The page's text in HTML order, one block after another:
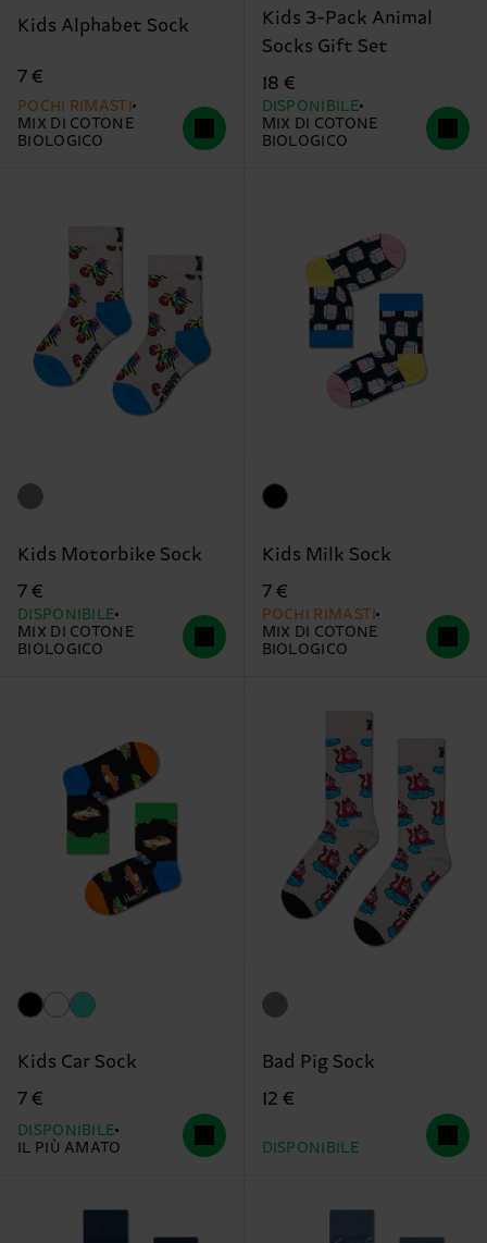
Kids Alphabet Sock
7 €
POCHI RIMASTI
MIX DI COTONE
BIOLOGICO
Kids 3-Pack Animal
Socks Gift Set
18 €
DISPONIBILE
MIX DI COTONE
BIOLOGICO
Kids Motorbike Sock
7 €
DISPONIBILE
MIX DI COTONE
BIOLOGICO
Kids Milk Sock
7 €
POCHI RIMASTI
MIX DI COTONE
BIOLOGICO
Kids Car Sock
7 €
DISPONIBILE
IL PIÙ AMATO
Bad Pig Sock
12 €
DISPONIBILE